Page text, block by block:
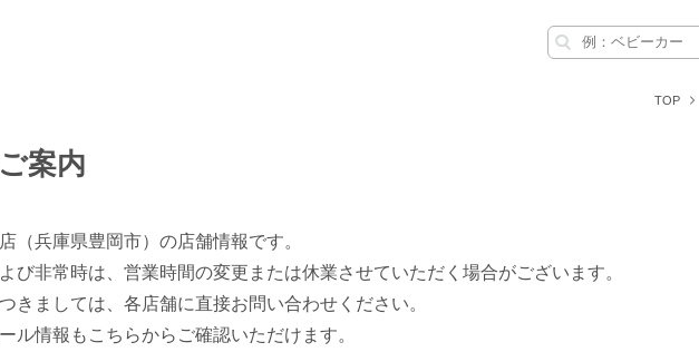
TOP
案内
（兵庫県豊岡市）の店舗情報です。
び非常時は、営業時間の変更または休業させていただく場合がございます。
きましては、各店舗に直接お問い合わせください。
ル情報もこちらからご確認いただけます。